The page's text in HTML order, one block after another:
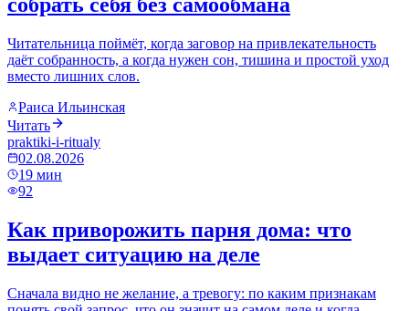
Читательница поймёт, когда заговор на привлекательность
даёт собранность, а когда нужен сон, тишина и простой уход
вместо лишних слов.
Раиса Ильинская
Читать
praktiki-i-ritualy
02.08.2026
19 мин
92
Как приворожить парня дома: что
выдает ситуацию на деле
Сначала видно не желание, а тревогу: по каким признакам